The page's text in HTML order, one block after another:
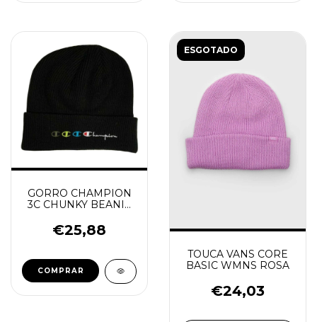
GORRO CHAMPION
3C CHUNKY BEANIE
€25,88
COMPRAR
ESGOTADO
TOUCA VANS CORE
BASIC WMNS ROSA
€24,03